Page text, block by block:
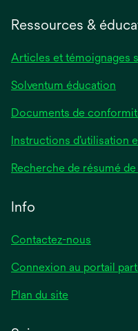
Ressources &
Articles et témoignages
Solventum éducation
Documents de
Instructions d’utilisation
Recherche de résumé
Info
Contactez-nous
Connexion au portail
Plan du site